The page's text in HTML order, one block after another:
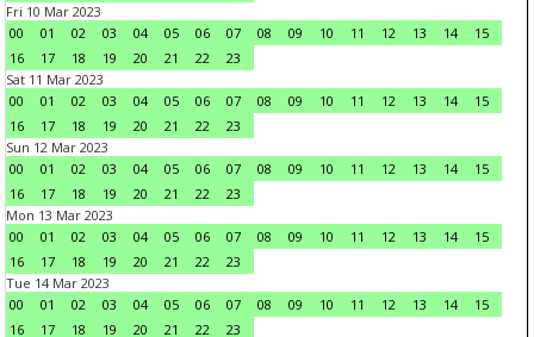
Fri 10 Mar 2023
00
01 02 03 04 05 06 07 08 09 10 11 12 13 14
15
16
17 18 19 20 21 22
23
Sat 11 Mar 2023
00
01 02 03 04 05 06 07 08 09 10 11 12 13 14
15
16
17 18 19 20 21 22
23
Sun 12 Mar 2023
00
01 02 03 04 05 06 07 08 09 10 11 12 13 14
15
16
17 18 19 20 21 22
23
Mon 13 Mar 2023
00
01 02 03 04 05 06 07 08 09 10 11 12 13 14
15
16
17 18 19 20 21 22
23
Tue 14 Mar 2023
00
01 02 03 04 05 06 07 08 09 10 11 12 13 14
15
16
17 18 19 20 21 22 23